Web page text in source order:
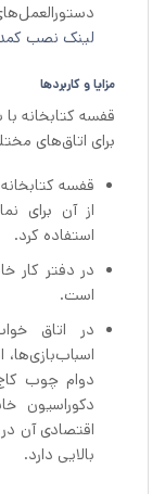
لینک نصب کمد
مزایا و کاربردها
برای اتاق‌های
از آن برای
استفاده کرد.
در دفتر کار
است.
در اتاق
دوام چوب
دکوراسیون
اقتصادی آن
بالایی دارد.